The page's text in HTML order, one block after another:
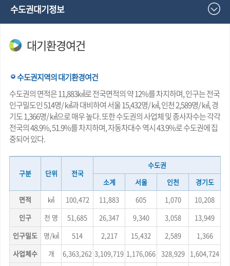
수도권대기정보
대기환경여건
수도권지역의 대기환경여건
수도권의 면적은 11,883㎢로 전국면적의 약 12%를 차지하며, 인구는 전국
인구밀도인 514명/ ㎢과 대비하여 서울 15,432명/ ㎢, 인천 2,589명/ ㎢, 경
기도 1,366명/ ㎢으로 매우 높다. 또한 수도권의 사업체 및 종사자수는 각각
전국의 48.9%, 51.9%를 차지하며, 자동차대수 역시 43.9%로 수도권에 집
중되어 있다.
구분 단위 전국
수도권
소계
서울 인천
경기도
면적
㎢ 100,472 11,883 605 1,070
10,208
인구
천 명 51,685 26,347 9,340 3,058
13,949
인구밀도
명/㎢ 514 2,217 15,432 2,589
1,366
사업체수
개 6,363,262 3,109,719 1,176,066 328,929 1,604,724